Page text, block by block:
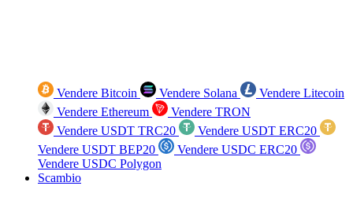
Vendere Bitcoin Vendere Solana
Vendere Litecoin
Vendere Ethereum
Vendere TRON
Vendere USDT TRC20
Vendere USDT ERC20
Vendere USDT BEP20
Vendere USDC ERC20
Vendere USDC Polygon
Scambio